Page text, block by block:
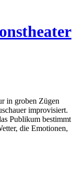
in groben Zügen
improvisiert.
Publikum bestimmt
die Emotionen,